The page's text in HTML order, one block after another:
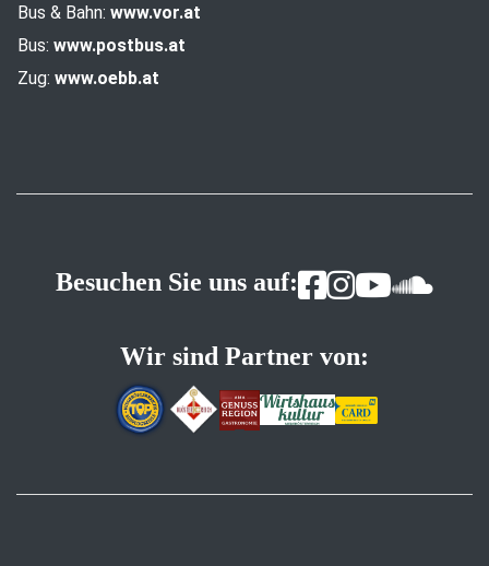
Bus & Bahn: www.vor.at
Bus: www.postbus.at
Zug: www.oebb.at
Besuchen Sie uns auf:
Wir sind Partner von: